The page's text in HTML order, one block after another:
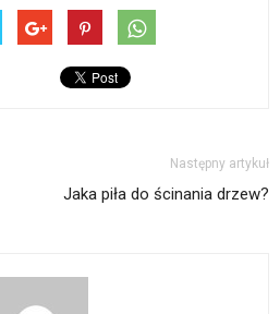
Następny artykuł
Jaka piła do ścinania drzew?